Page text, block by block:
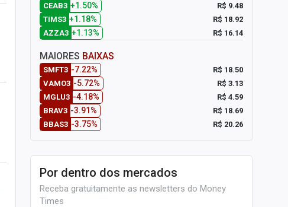
CEAB3 +1.50%
R$ 9.48
TIMS3 +1.18%
R$ 18.92
AZZA3 +1.13% R$ 16.14
MAIORES BAIXAS
SMFT3 -7.22%
R$ 18.50
VAMO3 -5.72%
R$ 3.13
MGLU3 -4.18%
R$ 4.59
BRAV3 -3.91%
R$ 18.69
BBAS3 -3.75% R$ 20.26
Por dentro dos mercados
Receba gratuitamente as newsletters do Money
Times